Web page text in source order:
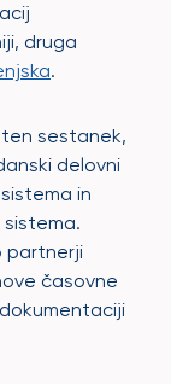
druga
.
sestanek,
delovni
in
partnerji
časovne